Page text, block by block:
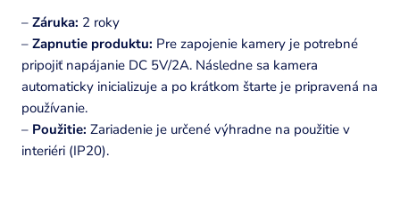
– Záruka: 2 roky
– Zapnutie produktu: Pre zapojenie kamery je potrebné
pripojiť napájanie DC 5V/2A. Následne sa kamera
automaticky inicializuje a po krátkom štarte je pripravená na
používanie.
– Použitie: Zariadenie je určené výhradne na použitie v
interiéri (IP20).